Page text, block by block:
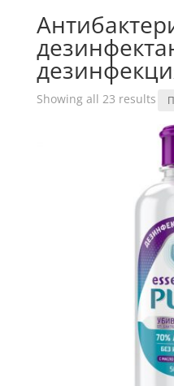
Showing all 23 results
to
high